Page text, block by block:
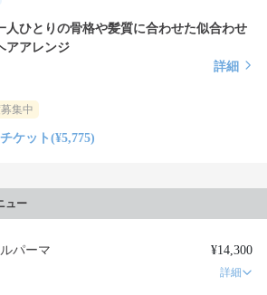
人ひとりの骨格や髪質に合わせた似合わせ
アアレンジ
詳細
集中
ケット(¥5,775)
ュー
パーマ ¥14,300
詳細